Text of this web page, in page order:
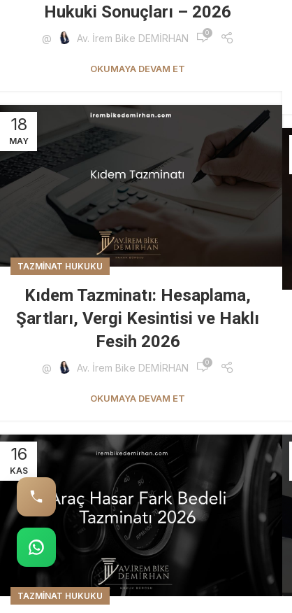
Hukuki Sonuçları – 2026
@ Av. İrem Bike DEMİRHAN 0
OKUMAYA DEVAM ET
18
MAY
TAZMINAT HUKUKU
Kıdem Tazminatı: Hesaplama,
Şartları, Vergi Kesintisi ve Haklı
Fesih 2026
@ Av. İrem Bike DEMİRHAN 0
OKUMAYA DEVAM ET
16
KAS
TAZMINAT HUKUKU